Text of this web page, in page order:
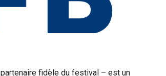
fidèle du festival – est un